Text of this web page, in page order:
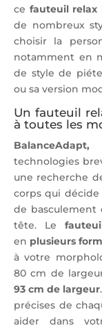
ce fauteuil relax
de nombreux
choisir la
notamment en
de style de
ou sa version
Un fauteuil
à toutes les
BalanceAdapt,
technologies
une recherche
corps qui décide
de basculement
tête. Le
en plusieurs
à votre
80 cm de
93 cm de largeur
précises de
aider dans